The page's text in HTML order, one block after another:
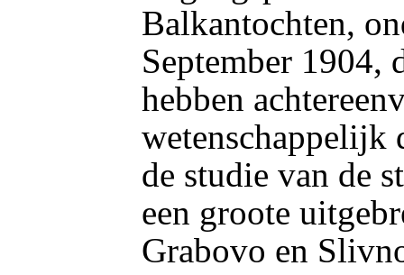
Balkantochten,
September 1904,
hebben
wetenschappelijk
de studie van de
een groote
Grabovo en